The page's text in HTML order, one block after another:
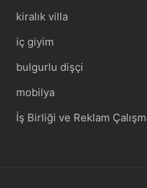
kiralık villa
iç giyim
bulgurlu dişçi
mobilya
İş Birliği ve Reklam